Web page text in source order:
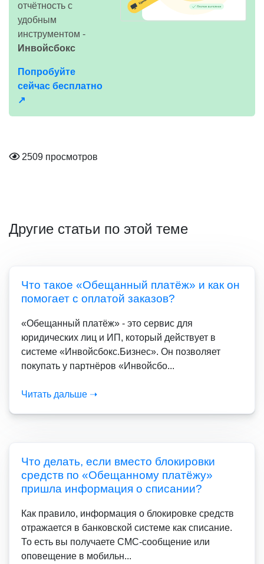
отчётность с
удобным
инструментом -
Инвойсбокс
Попробуйте
сейчас бесплатно
↗
2509 просмотров
Другие статьи по этой теме
Что такое «Обещанный платёж» и как он
помогает с оплатой заказов?
«Обещанный платёж» - это сервис для
юридических лиц и ИП, который действует в
системе «Инвойсбокс.Бизнес». Он позволяет
покупать у партнёров «Инвойсбо...
Читать дальше ➝
Что делать, если вместо блокировки
средств по «Обещанному платёжу»
пришла информация о списании?
Как правило, информация о блокировке средств
отражается в банковской системе как списание.
То есть вы получаете СМС-сообщение или
оповещение в мобильн...